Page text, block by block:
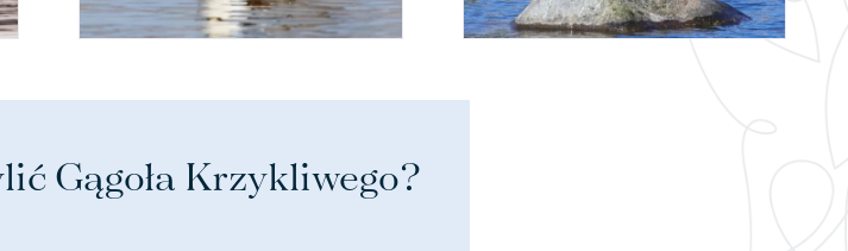
Gągoła Krzykliwego?